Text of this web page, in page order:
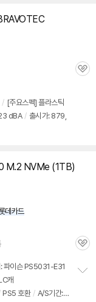
관
/ [주요스펙] 플라스틱
dBA / 출시가: 879,
M.2 NVMe (1TB)
데카드
관
파이슨 PS5031-E31
캐
PS5 호환 / A/S기간: